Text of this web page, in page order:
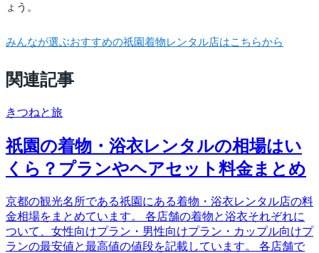
ょう。
みんなが選ぶおすすめの祇園着物レンタル店はこちらから
関連記事
きつねと旅
祇園の着物・浴衣レンタルの相場はい
くら？プランやヘアセット料金まとめ
京都の観光名所である祇園にある着物・浴衣レンタル店の料
金相場をまとめています。 各店舗の着物と浴衣それぞれに
ついて、女性向けプラン・男性向けプラン・カップル向けプ
ランの最安値と最高値の値段を記載しています。 各店舗で